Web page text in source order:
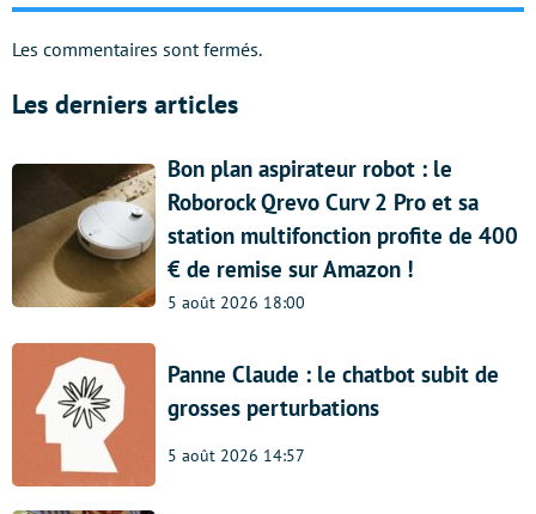
Les commentaires sont fermés.
Les derniers articles
Bon plan aspirateur robot : le
Roborock Qrevo Curv 2 Pro et sa
station multifonction profite de 400
€ de remise sur Amazon !
5 août 2026 18:00
Panne Claude : le chatbot subit de
grosses perturbations
5 août 2026 14:57